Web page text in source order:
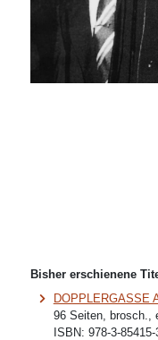
Bisher erschienene
DOPPLERGASSE
96 Seiten, brosch.,
ISBN: 978-3-85415-